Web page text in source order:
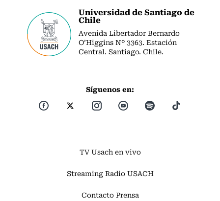
Universidad de Santiago de
Chile
Avenida Libertador Bernardo
O’Higgins Nº 3363. Estación
Central. Santiago. Chile.
Síguenos en:
TV Usach en vivo
Streaming Radio USACH
Contacto Prensa